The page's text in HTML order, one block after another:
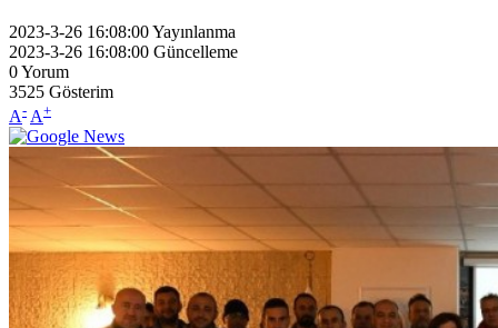
2023-3-26 16:08:00Yayınlanma
2023-3-26 16:08:00 Güncelleme
0Yorum
3525 Gösterim
A- A+